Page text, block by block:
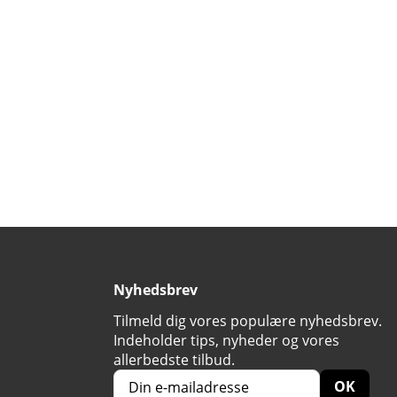
Nyhedsbrev
Tilmeld dig vores populære nyhedsbrev.
Indeholder tips, nyheder og vores
allerbedste tilbud.
OK